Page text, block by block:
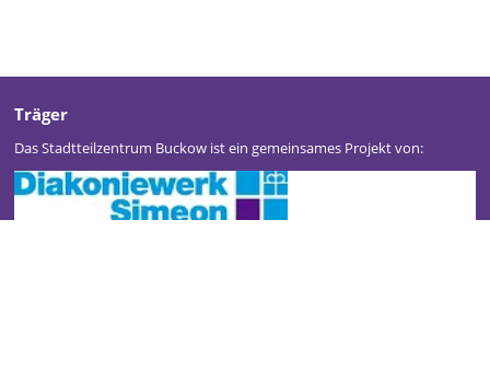
Träger
Das Stadtteilzentrum Buckow ist ein gemeinsames Projekt von: